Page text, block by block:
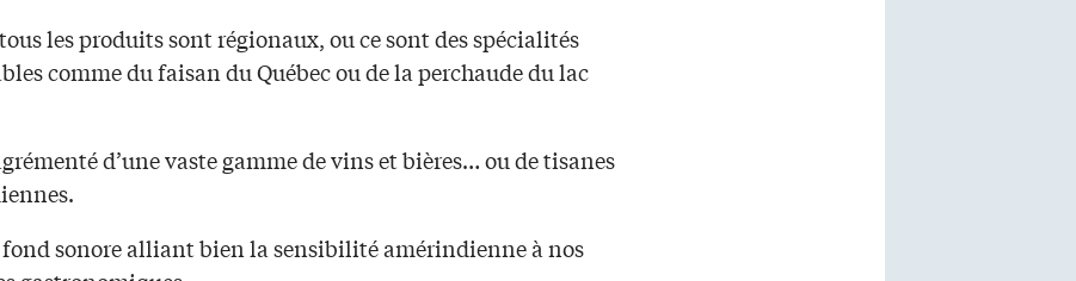
les produits sont régionaux, ou ce sont des spécialités
comme du faisan du Québec ou de la perchaude du lac
d’une vaste gamme de vins et bières… ou de tisanes
fond sonore alliant bien la sensibilité amérindienne à nos